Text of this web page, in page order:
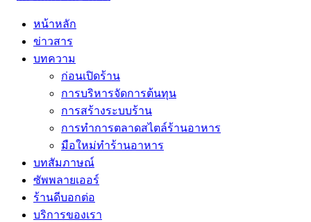
หน้าหลัก
ข่าวสาร
บทความ
ก่อนเปิดร้าน
การบริหารจัดการต้นทุน
การสร้างระบบร้าน
การทำการตลาดสไตล์ร้านอาหาร
มือใหม่ทำร้านอาหาร
บทสัมภาษณ์
ซัพพลายเออร์
ร้านดีบอกต่อ
บริการของเรา